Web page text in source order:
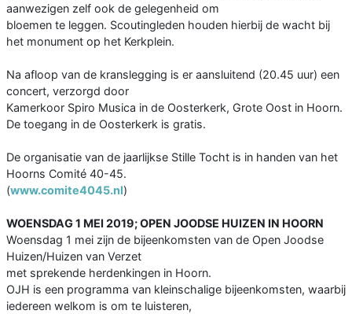
aanwezigen zelf ook de gelegenheid om
bloemen te leggen. Scoutingleden houden hierbij de wacht bij
het monument op het Kerkplein.
Na afloop van de kranslegging is er aansluitend (20.45 uur) een
concert, verzorgd door
Kamerkoor Spiro Musica in de Oosterkerk, Grote Oost in Hoorn.
De toegang in de Oosterkerk is gratis.
De organisatie van de jaarlijkse Stille Tocht is in handen van het
Hoorns Comité 40-45.
(www.comite4045.nl)
WOENSDAG 1 MEI 2019; OPEN JOODSE HUIZEN IN HOORN
Woensdag 1 mei zijn de bijeenkomsten van de Open Joodse
Huizen/Huizen van Verzet
met sprekende herdenkingen in Hoorn.
OJH is een programma van kleinschalige bijeenkomsten, waarbij
iedereen welkom is om te luisteren,